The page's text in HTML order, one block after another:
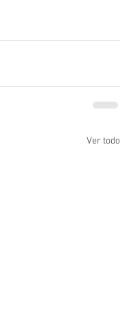
Ver todo